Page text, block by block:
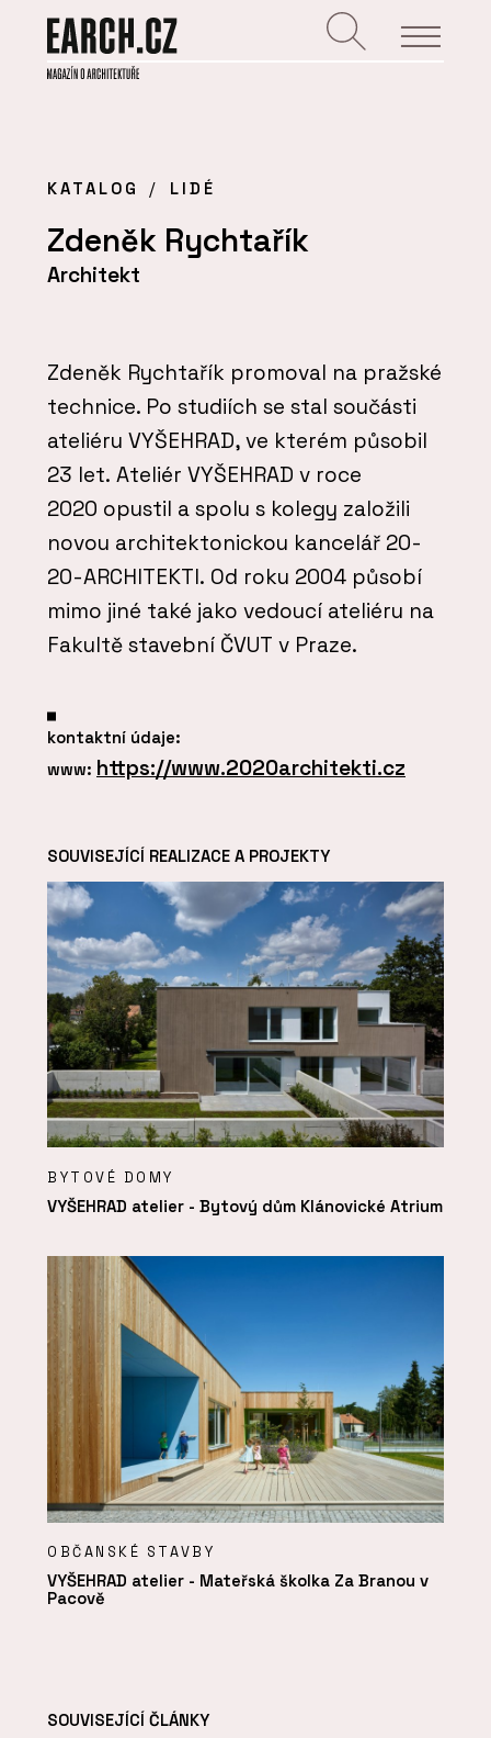
KATALOG LIDÉ
Zdeněk Rychtařík
Architekt
Zdeněk Rychtařík promoval na pražské
technice. Po studiích se stal součásti
ateliéru VYŠEHRAD, ve kterém působil
23 let. Ateliér VYŠEHRAD v roce
2020 opustil a spolu s kolegy založili
novou architektonickou kancelář 20-
20-ARCHITEKTI. Od roku 2004 působí
mimo jiné také jako vedoucí ateliéru na
Fakultě stavební ČVUT v Praze.
kontaktní údaje:
www: https://www.2020architekti.cz
SOUVISEJÍCÍ REALIZACE A PROJEKTY
BYTOVÉ DOMY
VYŠEHRAD atelier - Bytový dům Klánovické Atrium
OBČANSKÉ STAVBY
VYŠEHRAD atelier - Mateřská školka Za Branou v
Pacově
SOUVISEJÍCÍ ČLÁNKY